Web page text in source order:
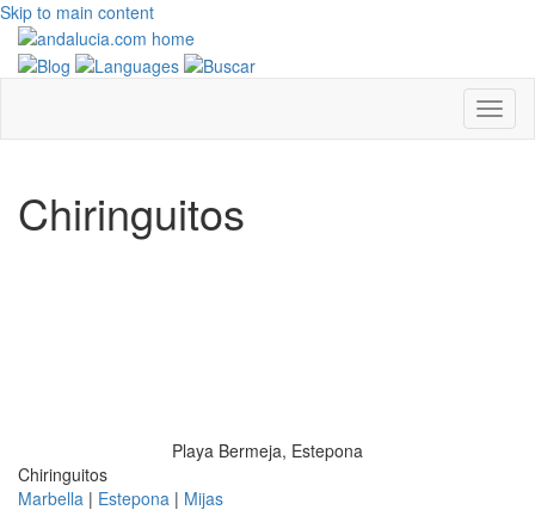
Skip to main content
Chiringuitos
Playa Bermeja, Estepona
Chiringuitos
Marbella | Estepona | Mijas